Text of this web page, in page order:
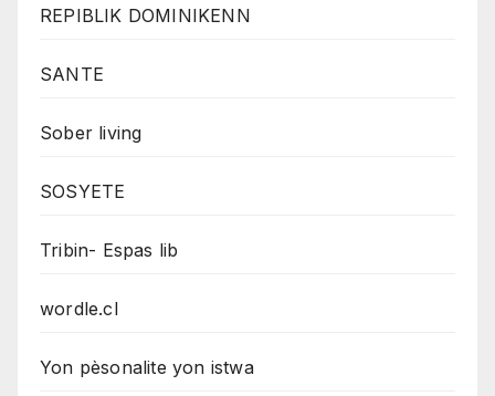
REPIBLIK DOMINIKENN
SANTE
Sober living
SOSYETE
Tribin- Espas lib
wordle.cl
Yon pèsonalite yon istwa